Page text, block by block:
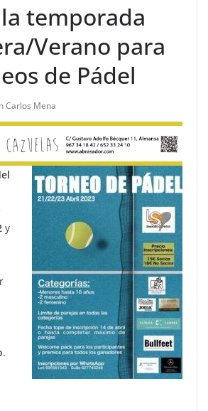
temporada
Verano para
de Pádel
Carlos Mena
y
.